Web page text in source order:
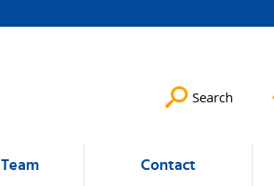
Search
Team Contact